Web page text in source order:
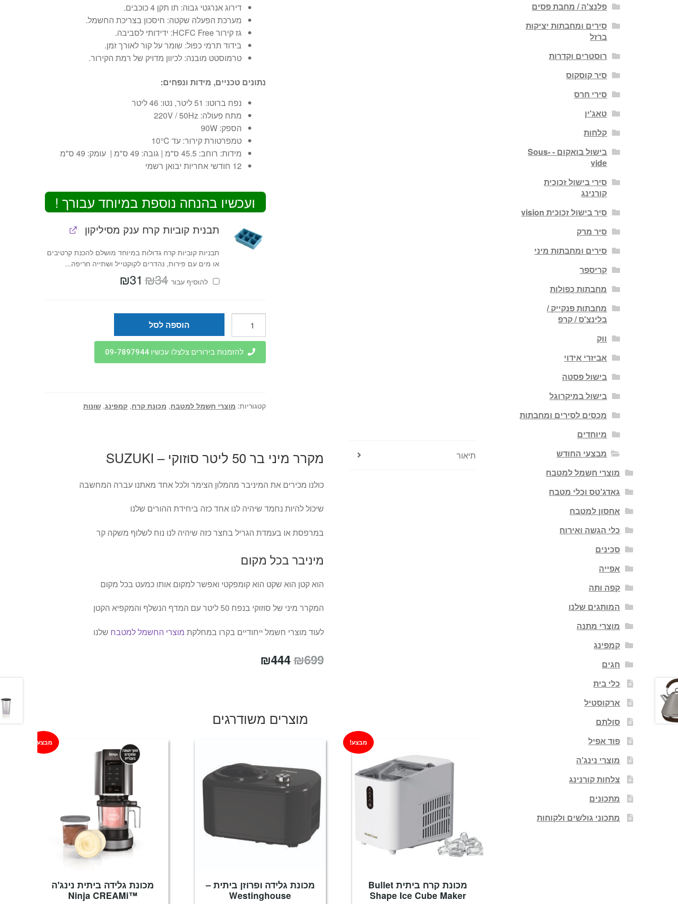
דירוג אנרגטי גבוה: תו תקן 4 כוכבים.
מערכת הפעלה שקטה: חיסכון בצריכת החשמל.
גז קירור HCFC Free: ידידותי לסביבה.
בידוד תרמי כפול: שומר על קור לאורך זמן.
טרמוסטט מובנה: לכיוון מדויק של רמת הקירור.
נתונים טכניים, מידות ונפחים:
נפח ברוטו: 51 ליטר, נטו: 46 ליטר
מתח פעולה: 220V / 50Hz
הספק: 90W
טמפרטורת קירור: עד 10°C
מידות: רוחב: 45.5 ס"מ | גובה: 49 ס"מ | עומק: 49 ס"מ
12 חודשי אחריות יבואן רשמי
ועכשיו בהנחה נוספת במיוחד עבורך !
תבנית קוביות קרח ענק מסיליקון
תבניות קוביות קרח גדולות במיוחד מושלם להכנת קרטיבים
או מים עם פירות, נהדרים לקוקטייל ושתייה חריפה...
להוסיף⁦⁩ עבור
₪34 המחיר
המקורי
₪31
מקרר
מיני
סוזוקי
הוספה לסל
להזמנות בירורים צלצלו עכשיו 09-7897944
קטגוריות: מוצרי חשמל למטבח, מכונת קרח,קמפינג,שונות
תיאור מקרר מיני בר 50 ליטר סוזוקי – SUZUKI
כולנו מכירים את המיניבר מהמלון הצימר ולכל אחד מאתנו עברה המחשבה
שיכול להיות נחמד שיהיה לנו אחד כזה ביחידת ההורים שלנו
במרפסת או בעמדת הגריל בחצר כזה שיהיה לנו נוח לשלוף משקה קר
מיניבר בכל מקום
הוא קטן הוא שקט הוא קומפקטי ואפשר למקום אותו כמעט בכל מקום
המקרר מיני של סוזוקי בנפח 50 ליטר עם המדף הנשלף והמקפיא הקטן
לעוד מוצרי חשמל ייחודיים בקרו במחלקת מוצרי החשמל למטבח שלנו
₪699
המחיר
₪699.
₪444
₪444.
מוצרים משודרגים
מכונת קרח ביתית Bullet
Shape Ice Cube Maker
מבצע!
מכונת גלידה ופרוזן ביתית –
Westinghouse
מכונת גלידה ביתית נינג'ה
™Ninja CREAMi
מבצע!
פלנצ'ה / מחבת פסים
סירים ומחבתות יציקות
ברזל
רוסטרים וקדרות
סיר קוסקוס
סירי חרס
טאג'ין
קלחות
בישול בואקום - Sous-
vide
סירי בישול זכוכית
קורנינג
סיר בישול זכוכית vision
סיר מרק
סירים ומחבתות מיני
קריספר
מחבתות כפולות
מחבתות פנקייק /
בלינצ'ס / קרפ
ווק
אביזרי אידוי
בישול פסטה
בישול במיקרוגל
מכסים לסירים ומחבתות
מיוחדים
מבצעי החודש
מוצרי חשמל למטבח
גאדג'טס וכלי מטבח
אחסון למטבח
כלי הגשה ואירוח
סכינים
אפייה
קפה ותה
המותגים שלנו
מוצרי מתנה
קמפינג
חגים
כלי בית
ארקוסטיל
סולתם
פוד אפיל
מוצרי נינג'ה
צלחות קורנינג
מתכונים
מתכוני גולשים ולקוחות